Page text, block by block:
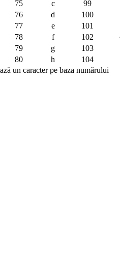
75 c 99
76 d
100
77 e 101
78 f 102
79 g
103
80 h
104
un caracter pe baza numărului